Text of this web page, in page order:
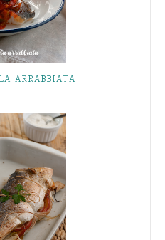
ARRABBIATA